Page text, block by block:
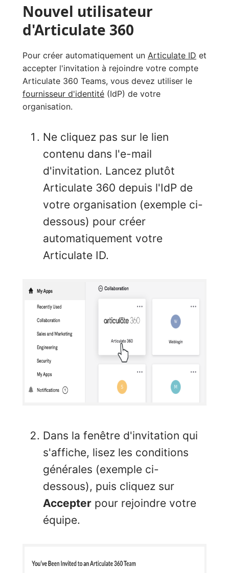
Nouvel utilisateur
d'Articulate 360
Pour créer automatiquement un Articulate ID et
accepter l'invitation à rejoindre votre compte
Articulate 360 Teams, vous devez utiliser le
fournisseur d'identité (IdP) de votre
organisation.
Ne cliquez pas sur le lien
contenu dans l'e-mail
d'invitation. Lancez plutôt
Articulate 360 depuis l'IdP de
votre organisation (exemple ci-
dessous) pour créer
automatiquement votre
Articulate ID.
Dans la fenêtre d'invitation qui
s'affiche, lisez les conditions
générales (exemple ci-
dessous), puis cliquez sur
Accepter pour rejoindre votre
équipe.